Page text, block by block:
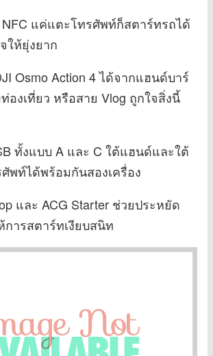
NFC แค่แตะโทรศัพท์ก็สตาร์ทรถได้
ให้ยุ่งยาก
Osmo Action 4 ได้จากแฮนด์บาร์
องเที่ยว หรือสาย Vlog ถูกใจสิ่งนี้
ทั้งแบบ A และ C ใต้แฮนด์และใต้
พท์ได้พร้อมกันสองเครื่อง
และ ACG Starter ช่วยประหยัด
ารสตาร์ทเงียบสนิท